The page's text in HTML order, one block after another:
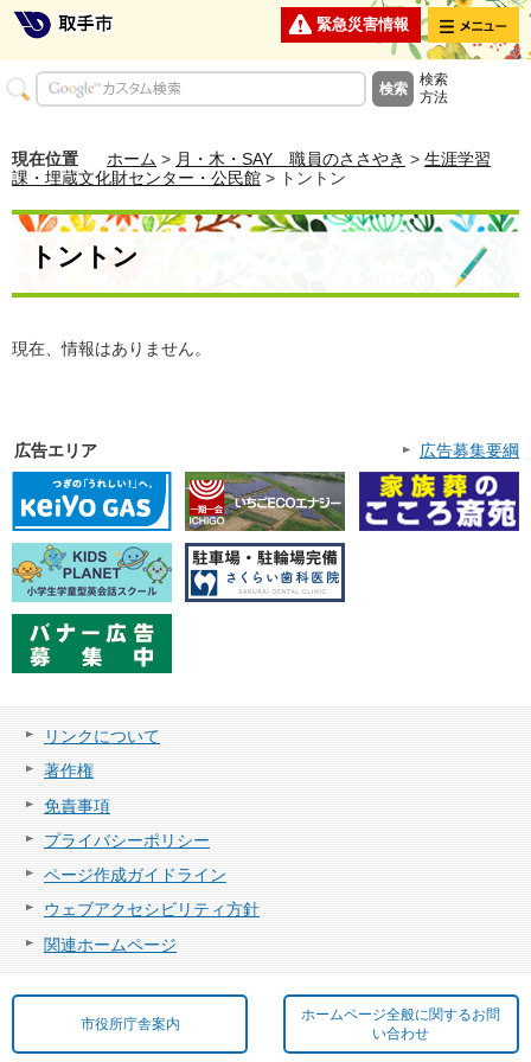
緊急災害情報 メニュー
検索
方法
現在位置 ホーム > 月・木・SAY 職員のささやき > 生涯学習
課・埋蔵文化財センター・公民館 > トントン
トントン
現在、情報はありません。
広告エリア 広告募集要綱
リンクについて
著作権
免責事項
プライバシーポリシー
ページ作成ガイドライン
ウェブアクセシビリティ方針
関連ホームページ
市役所庁舎案内
ホームページ全般に関するお問
い合わせ